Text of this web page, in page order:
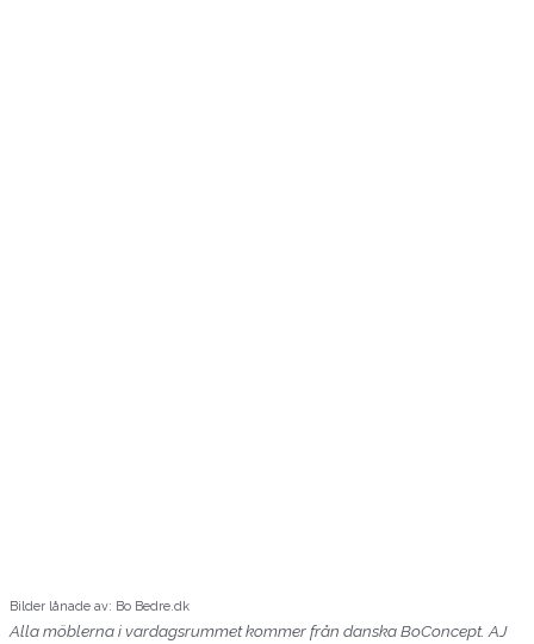
Bilder lånade av: Bo Bedre.dk
Alla möblerna i vardagsrummet kommer från danska BoConcept. AJ